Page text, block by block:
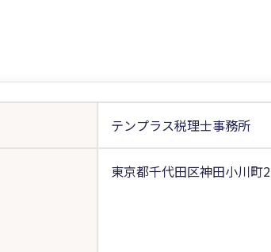
テンプラス税理士事務所
東京都千代田区神田小川町